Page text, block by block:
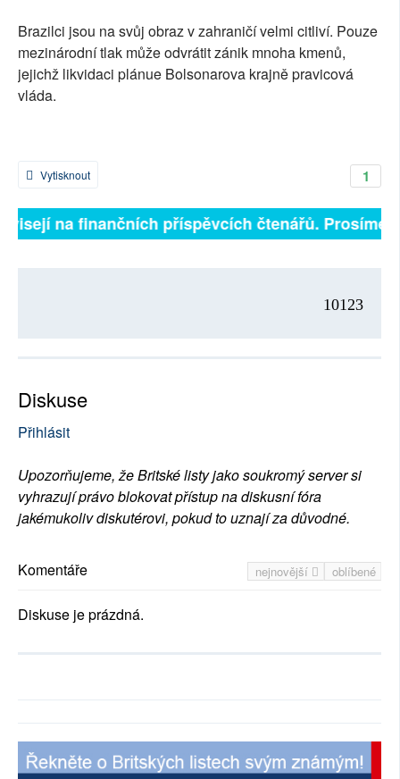
Brazilci jsou na svůj obraz v zahraničí velmi citliví. Pouze
mezinárodní tlak může odvrátit zánik mnoha kmenů,
jejichž likvidaci plánue Bolsonarova krajně pravicová
vláda.
1
Vytisknout
na finančních příspěvcích čtenářů. Prosíme,
10123
Diskuse
Přihlásit
Upozorňujeme, že Britské listy jako soukromý server si
vyhrazují právo blokovat přístup na diskusní fóra
jakémukoliv diskutérovi, pokud to uznají za důvodné.
nejnovější oblíbené
Komentáře
Diskuse je prázdná.